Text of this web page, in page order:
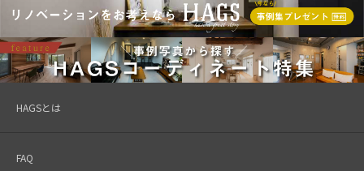
HAGSとは
FAQ